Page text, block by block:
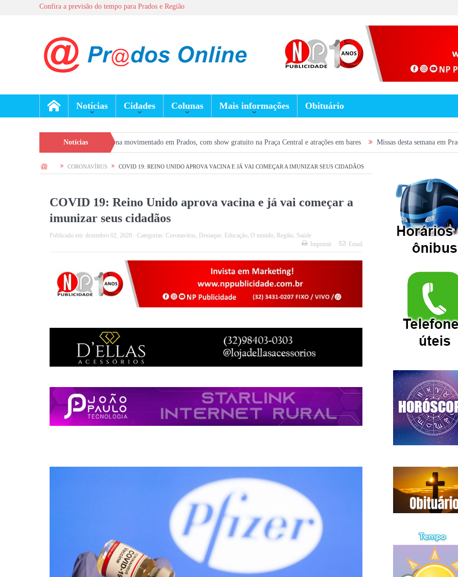
Confira a previsão do tempo para Prados e Região
Notícias Cidades Colunas Mais informações Obituário
Notícias
Pais terá fim de semana movimentado em Prados, com show gratuito na Praça Central e atrações em bares Missas desta semana em Prados: confira a
HOME CORONAVÍRUS COVID 19: REINO UNIDO APROVA VACINA E JÁ VAI COMEÇAR A IMUNIZAR SEUS CIDADÃOS
COVID 19: Reino Unido aprova vacina e já vai começar a
imunizar seus cidadãos
Publicado em: dezembro 02, 2020 Categorias: Coronavírus, Destaque, Educação, O mundo, Região, Saúde
Imprimir
Email